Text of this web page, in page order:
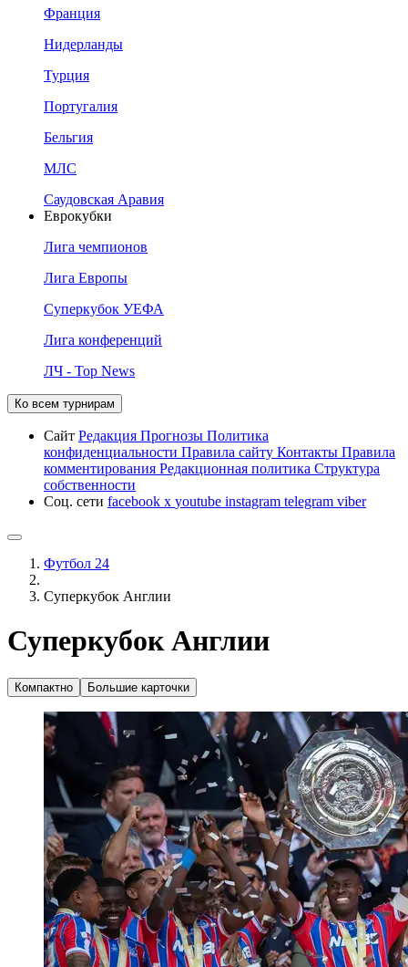
Франция
Нидерланды
Турция
Португалия
Бельгия
МЛС
Саудовская Аравия
Еврокубки
Лига чемпионов
Лига Европы
Суперкубок УЕФА
Лига конференций
ЛЧ - Top News
Ко всем турнирам
Сайт Редакция Прогнозы Политика
конфиденциальности Правила сайту Контакты Правила
комментирования Редакционная политика Структура
собственности
Соц. сети facebook x youtube instagram telegram viber
Футбол 24
Суперкубок Англии
Суперкубок Англии
Компактно Большие карточки